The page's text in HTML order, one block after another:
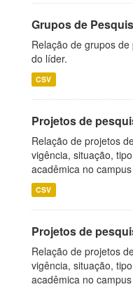
Grupos de
Relação de grupos
do líder.
CSV
Projetos de
Relação de projetos
vigência, situação,
acadêmica no
CSV
Projetos de
Relação de projetos
vigência, situação,
acadêmica no